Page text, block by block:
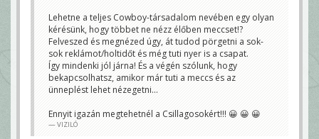
Lehetne a teljes Cowboy-társadalom nevében egy olyan
kérésünk, hogy többet ne nézz élőben meccset!?
Felveszed és megnézed úgy, át tudod pörgetni a sok-
sok reklámot/holtidőt és még tuti nyer is a csapat.
Így mindenki jól járna! És a végén szólunk, hogy
bekapcsolhatsz, amikor már tuti a meccs és az
ünneplést lehet nézegetni...
Ennyit igazán megtehetnél a Csillagosokért!!! 😀 😀 😀
VIZILÓ